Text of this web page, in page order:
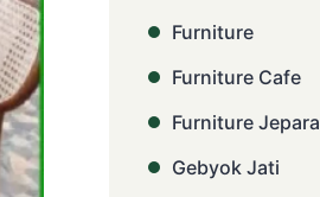
Furniture
Furniture Cafe
Furniture Jepara
Gebyok Jati